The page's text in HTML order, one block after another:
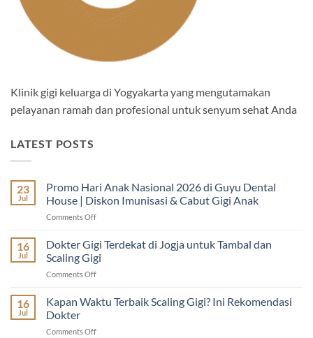
Klinik gigi keluarga di Yogyakarta yang mengutamakan
pelayanan ramah dan profesional untuk senyum sehat Anda
LATEST POSTS
23
Jul
Promo Hari Anak Nasional 2026 di Guyu Dental
House | Diskon Imunisasi & Cabut Gigi Anak
Comments Offon
Hari
Anak
Nasional
2026
Guyu
16
Jul
Dokter Gigi Terdekat di Jogja untuk Tambal dan
Scaling Gigi
Comments Offon
Gigi
Terdekat
Jogja
16
Jul
Kapan Waktu Terbaik Scaling Gigi? Ini Rekomendasi
Dokter
Comments Offon